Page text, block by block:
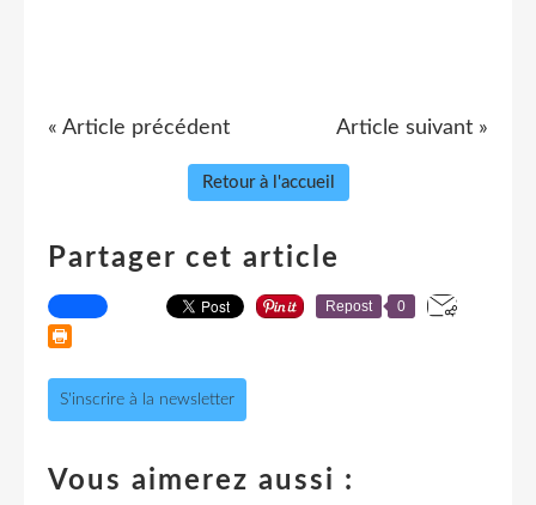
« Article précédent Article suivant »
Retour à l'accueil
Partager cet article
Repost 0
S'inscrire à la newsletter
Vous aimerez aussi :